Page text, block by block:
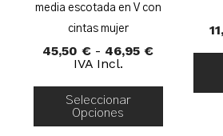
media escotada en V con
cintas mujer
45,50€ - 46,95€Rango
Desde
46,95 €
IVA Incl.
Seleccionar
Opciones